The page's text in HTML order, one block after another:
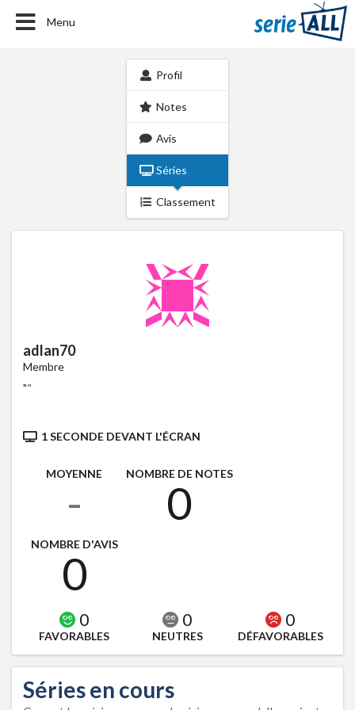
Menu
Profil
Notes
Avis
Séries
Classement
adlan70
Membre
""
1 SECONDE DEVANT L'ÉCRAN
MOYENNE
-
NOMBRE DE NOTES
0
NOMBRE D'AVIS
0
0
FAVORABLES
0
NEUTRES
0
DÉFAVORABLES
Séries en cours